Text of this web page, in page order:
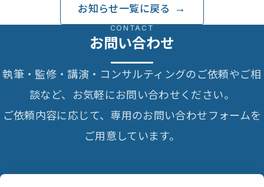
お知らせ一覧に戻る
CONTACT
お問い合わせ
執筆・監修・講演・コンサルティングのご依頼やご相
談など、お気軽にお問い合わせください。
ご依頼内容に応じて、専用のお問い合わせフォームを
ご用意しています。